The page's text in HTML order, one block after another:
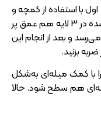
با استفاده از کمچه و
ماله ظرف استوانه‌ای را با بتن تازه مخلوط‌ شده در 3 لایه هم عمق پر
هر لایه می‌رسد و بعد از انجام این
باید سطح بتن را با کمک میله‌ای به‌شکل
هم سطح شود. حالا